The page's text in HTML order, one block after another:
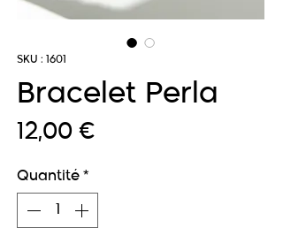
SKU : 1601
Bracelet Perla
12,00 €Prix
Quantité *